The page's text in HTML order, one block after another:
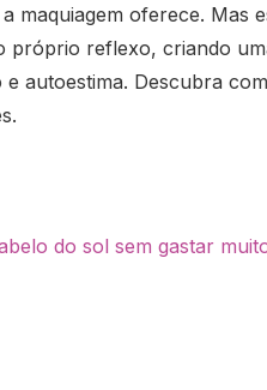
maquiagem oferece. Mas
reflexo, criando
autoestima. Descubra
do sol sem gastar